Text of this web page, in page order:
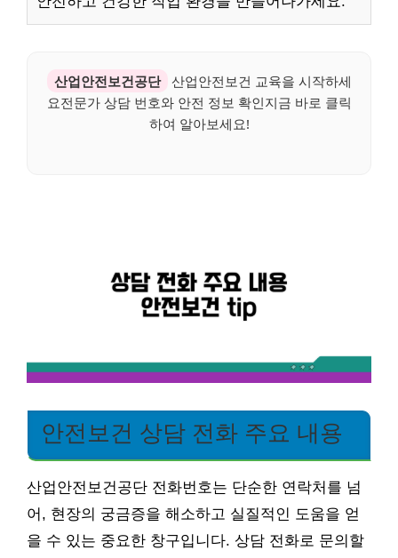
산업안전보건공단
산업안전보건 교육을 시작하세
요전문가 상담 번호와 안전 정보 확인지금 바로 클릭
하여 알아보세요!
안전보건 상담 전화 주요 내용
산업안전보건공단 전화번호는 단순한 연락처를 넘
어, 현장의 궁금증을 해소하고 실질적인 도움을 얻
을 수 있는 중요한 창구입니다. 상담 전화로 문의할